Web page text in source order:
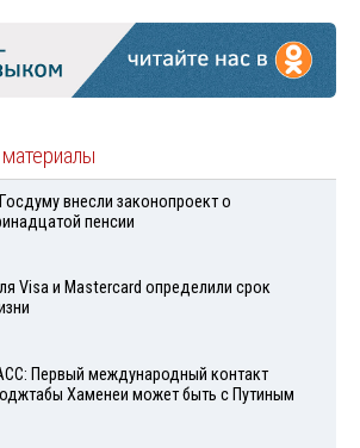
внесли законопроект о
пенсии
Visа и Mastercard определили срок
Первый международный контакт
Хаменеи может быть с Путиным